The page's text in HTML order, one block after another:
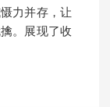
力并存，让
。展现了收